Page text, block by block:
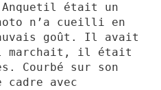
Anquetil était un
n’a cueilli en
goût. Il avait
marchait, il était
Courbé sur son
avec